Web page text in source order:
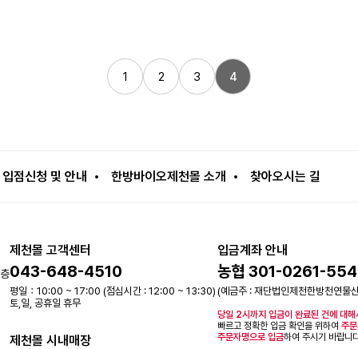
1 2 3 4
입점신청 및 안내 한방바이오제천몰 소개 찾아오시는 길
제천몰 고객센터
043-648-4510
평일：10:00 ~ 17:00 (점심시간 : 12:00 ~ 13:30)
토,일, 공휴일 휴무
제천몰 시내매장
입금계좌 안내
농협 301-0261-
(예금주 : 재단법인제천한방천연물
당일 2시까지 입금이 완료된 건에 대
빠르고 정확한 입금 확인을 위하여주
주문자명으로 입금하여 주시기 바랍니